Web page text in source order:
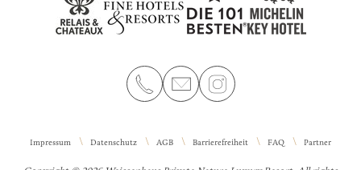
Impressum Datenschutz AGB Barrierefreiheit FAQ Partner